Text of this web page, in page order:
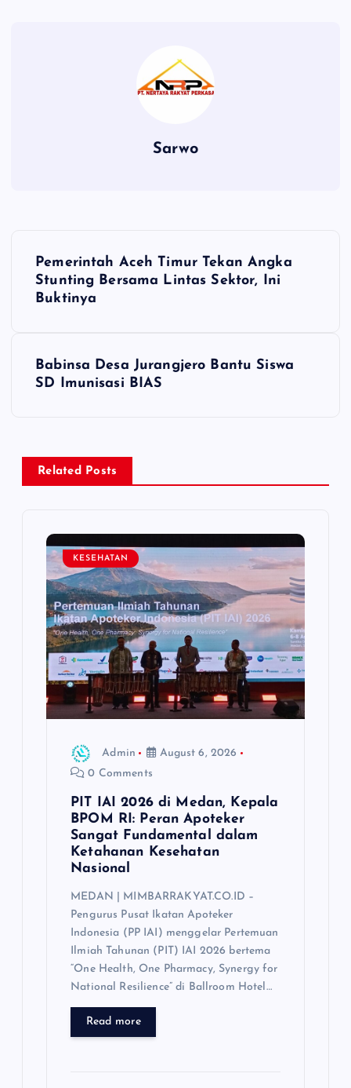
Sarwo
v
Pemerintah Aceh Timur Tekan Angka
Stunting Bersama Lintas Sektor, Ini
Buktinya
Babinsa Desa Jurangjero Bantu Siswa
SD Imunisasi BIAS
Related Posts
KESEHATAN
Admin
August 6, 2026
0 Comments
PIT IAI 2026 di Medan, Kepala
BPOM RI: Peran Apoteker
Sangat Fundamental dalam
Ketahanan Kesehatan
Nasional
MEDAN | MIMBARRAKYAT.CO.ID –
Pengurus Pusat Ikatan Apoteker
Indonesia (PP IAI) menggelar Pertemuan
Ilmiah Tahunan (PIT) IAI 2026 bertema
“One Health, One Pharmacy, Synergy for
National Resilience” di Ballroom Hotel…
Read more